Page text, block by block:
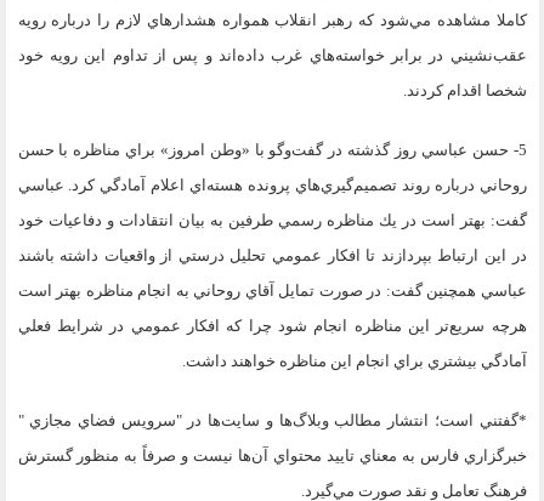
كاملا مشاهده مي‌شود كه رهبر انقلاب همواره هشدارهاي لازم را درباره رويه
عقب‌نشيني در برابر خواسته‌هاي غرب داده‌اند و پس از تداوم اين رويه خود
شخصا اقدام كردند.
5- حسن عباسي روز گذشته در گفت‌وگو با «وطن امروز» براي مناظره با حسن
روحاني درباره روند تصميم‌گيري‌هاي پرونده هسته‌اي اعلام آمادگي كرد. عباسي
گفت: بهتر است در يك مناظره رسمي طرفين به بيان انتقادات و دفاعيات خود
در اين ارتباط بپردازند تا افكار عمومي تحليل درستي از واقعيات داشته باشند
عباسي همچنين گفت: در صورت تمايل آقاي روحاني به انجام مناظره بهتر است
هرچه سريع‌تر اين مناظره انجام شود چرا كه افكار عمومي در شرايط فعلي
آمادگي بيشتري براي انجام اين مناظره خواهند داشت.
*گفتني است؛ انتشار مطالب وبلاگ‌ها و سايت‌ها در "سرويس فضاي مجازي "
خبرگزاري فارس به معناي تاييد محتواي آن‌ها نيست و صرفاً به منظور گسترش
فرهنگ تعامل و نقد صورت مي‌گيرد.